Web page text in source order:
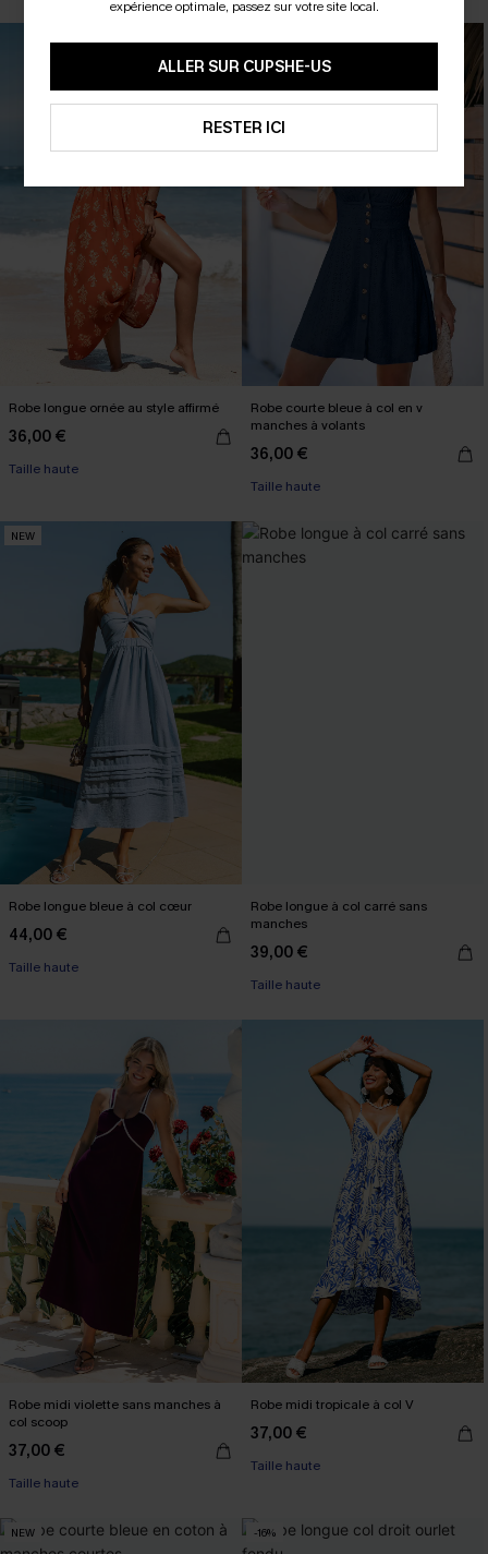
Robe longue ornée au style affirmé
36,00 €
Taille haute
Robe courte bleue à col en v
manches à volants
36,00 €
Taille haute
NEW
Robe longue bleue à col cœur
44,00 €
Taille haute
Robe longue à col carré sans
manches
39,00 €
Taille haute
Robe midi violette sans manches à
col scoop
37,00 €
Taille haute
Robe midi tropicale à col V
37,00 €
Taille haute
NEW -16%
expérience optimale, passez sur votre site local.
ALLER SUR CUPSHE-US
RESTER ICI